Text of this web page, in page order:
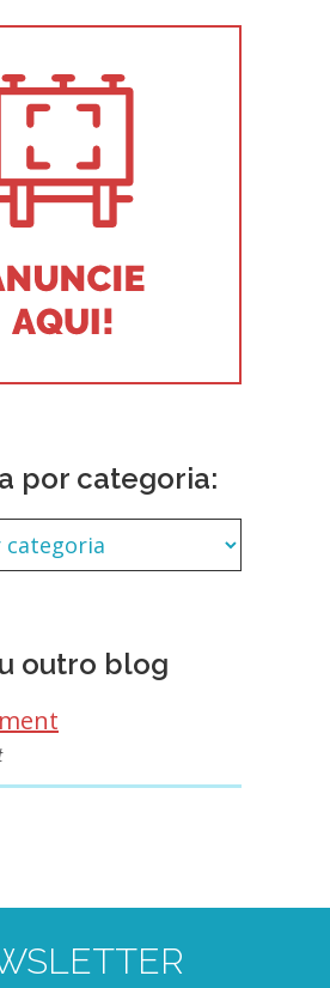
por categoria:
outro blog